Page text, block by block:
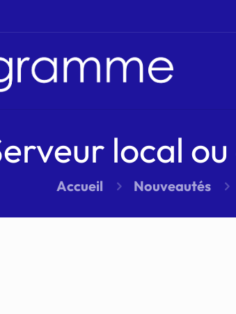
local
Accueil Nouveautés